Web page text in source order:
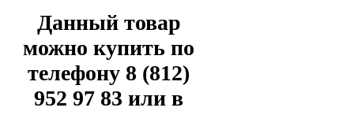
Данный товар
можно купить по
телефону 8 (812)
952 97 83 или в